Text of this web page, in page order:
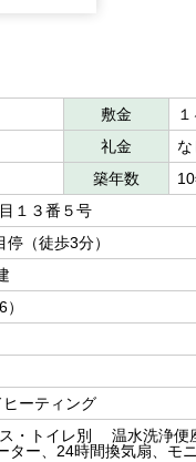
敷金
礼金
な
築年数
１３番５号
（徒歩3分）
ーティング
・トイレ別 温水洗浄便
ター、24時間換気扇、モ